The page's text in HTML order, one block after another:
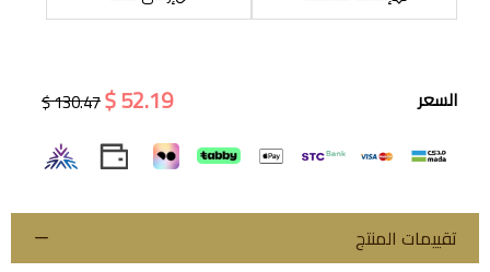
اسحب و افلت الملف هنا
السعر 52.19 $
130.47 $
تقييمات المنتج